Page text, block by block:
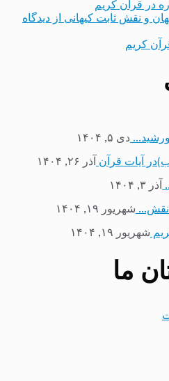
در قرآن کریم
و نقش ثابت کیهانی از دیدگاه
دی ۵, ۱۴۰۴
آیات قرآن آذر ۲۶, ۱۴۰۴
آذر ۳, ۱۴۰۴
نقش… شهریور ۱۹, ۱۴۰۴
شهریور ۱۹, ۱۴۰۴
ما